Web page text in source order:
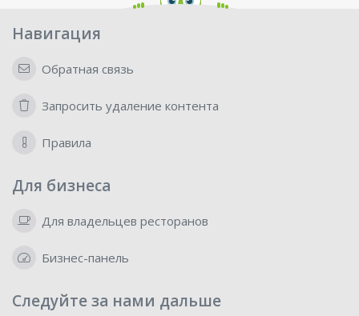
Навигация
Обратная связь
Запросить удаление контента
Правила
Для бизнеса
Для владельцев ресторанов
Бизнес-панель
Следуйте за нами дальше